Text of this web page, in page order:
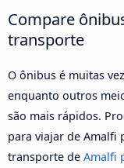
Compare
transporte
O ônibus é muitas
enquanto outros
são mais rápidos.
para viajar de Amalfi
transporte de Amalfi